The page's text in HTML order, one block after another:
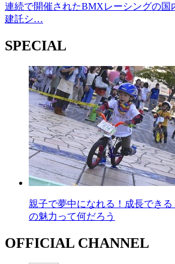
連続で開催されたBMXレーシングの国
建託シ…
SPECIAL
親子で夢中になれる！成長でき
の魅力って何だろう
OFFICIAL CHANNEL